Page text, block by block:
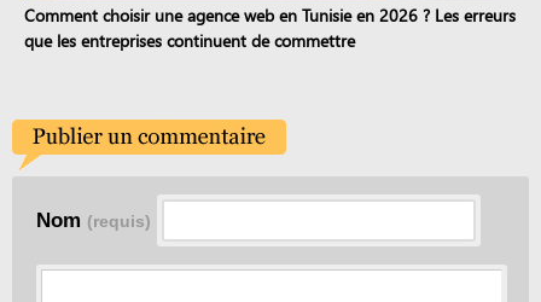
Comment choisir une agence web en Tunisie en 2026 ? Les erreurs
que les entreprises continuent de commettre
Nom (requis)